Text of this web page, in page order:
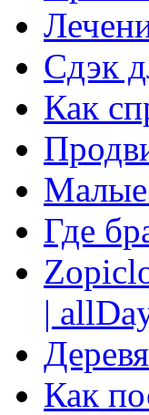
Сдэк
Как
Малые
Где
|
Как